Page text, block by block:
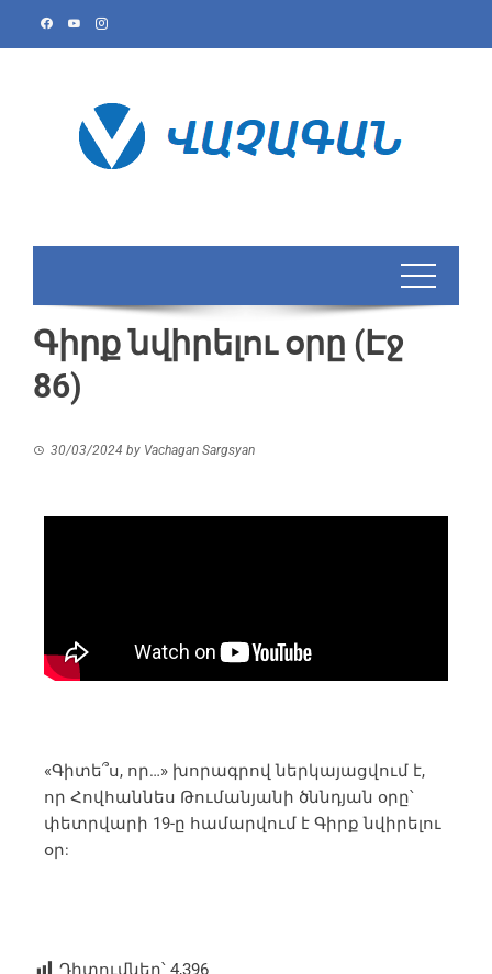
Գիրք նվիրելու օրը (Էջ
86)
30/03/2024 by Vachagan Sargsyan
«Գիտե՞ս, որ…» խորագրով ներկայացվում է,
որ Հովհաննես Թումանյանի ծննդյան օրը՝
փետրվարի 19-ը համարվում է Գիրք նվիրելու
օր:
Դիտումներ՝ 4,396